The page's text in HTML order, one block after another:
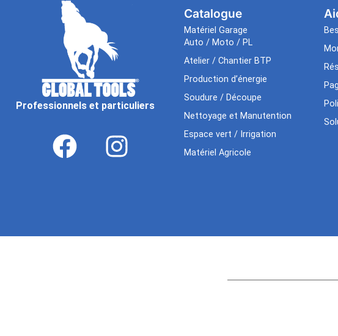
Professionnels et particuliers
Catalogue
Matériel Garage
Auto / Moto / PL
Atelier / Chantier BTP
Production d’énergie
Soudure / Découpe
Nettoyage et Manutention
Espace vert / Irrigation
Matériel Agricole